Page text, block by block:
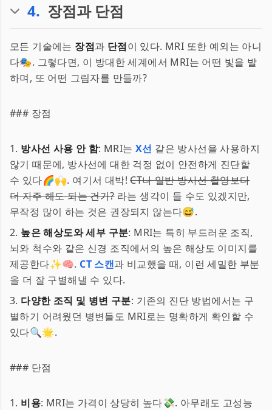
4. 장점과 단점
모든 기술에는 장점과 단점이 있다. MRI 또한 예외는 아니
다🎭. 그렇다면, 이 방대한 세계에서 MRI는 어떤 빛을 발
하며, 또 어떤 그림자를 만들까?
### 장점
1. 방사선 사용 안 함: MRI는X선 같은 방사선을 사용하지
않기 때문에, 방사선에 대한 걱정 없이 안전하게 진단할
수 있다🌈🙌. 여기서 대박!CT나 일반 방사선 촬영보다
더 자주 해도 되는 건가?라는 생각이 들 수도 있겠지만,
무작정 많이 하는 것은 권장되지 않는다😅.
2. 높은 해상도와 세부 구분: MRI는 특히 부드러운 조직,
뇌와 척수와 같은 신경 조직에서의 높은 해상도 이미지를
제공한다✨🧠. CT 스캔과 비교했을 때, 이런 세밀한 부분
을 더 잘 구별해낼 수 있다.
3. 다양한 조직 및 병변 구분: 기존의 진단 방법에서는 구
별하기 어려웠던 병변들도 MRI로는 명확하게 확인할 수
있다🔍🌟.
### 단점
1. 비용: MRI는 가격이 상당히 높다💸. 아무래도 고성능